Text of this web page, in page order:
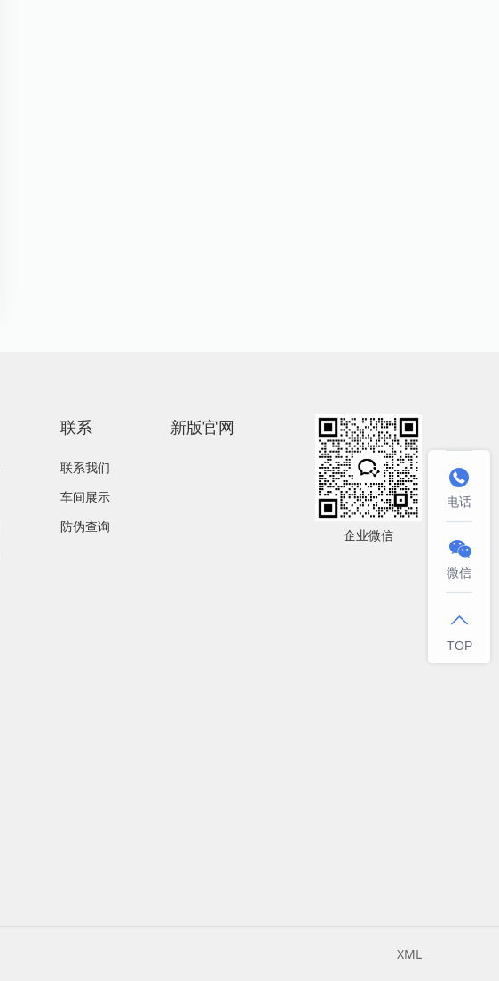
联系
联系我们
车间展示
防伪查询
新版官网
企业微信
XML

电话

微信

TOP